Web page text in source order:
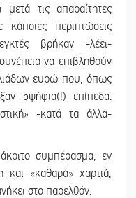
τις απαραίτητες
κάποιες περιπτώσεις
βρήκαν -λέει-
να επιβληθούν
ευρώ που, όπως
5ψήφια(!) επίπεδα.
-κατά τα άλλα-
συμπέρασμα, εν
«καθαρά» χαρτιά,
στο παρελθόν.